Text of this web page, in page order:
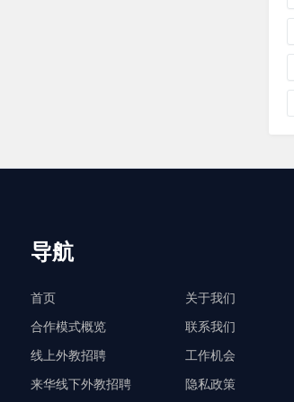
导航
首页
合作模式概览
线上外教招聘
来华线下外教招聘
关于我们
联系我们
工作机会
隐私政策